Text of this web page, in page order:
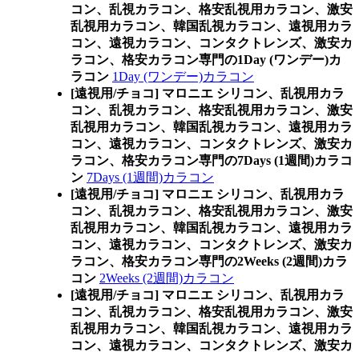
コン、乱視カラコン、格安乱視用カラコン、激安
乱視用カラコン、韓国乱視カラコン、遠視用カラ
コン、遠視カラコン、コンタクトレンズ、激安カ
ラコン、格安カラコン専門の1Day (ワンデー)カ
ラコン 1Day (ワンデー)カラコン
[遠視用/チョコ] マロニエ シリコン、乱視用カラ
コン、乱視カラコン、格安乱視用カラコン、激安
乱視用カラコン、韓国乱視カラコン、遠視用カラ
コン、遠視カラコン、コンタクトレンズ、激安カ
ラコン、格安カラコン専門の7Days (1週間)カラコ
ン 7Days (1週間)カラコン
[遠視用/チョコ] マロニエ シリコン、乱視用カラ
コン、乱視カラコン、格安乱視用カラコン、激安
乱視用カラコン、韓国乱視カラコン、遠視用カラ
コン、遠視カラコン、コンタクトレンズ、激安カ
ラコン、格安カラコン専門の2Weeks (2週間)カラ
コン 2Weeks (2週間)カラコン
[遠視用/チョコ] マロニエ シリコン、乱視用カラ
コン、乱視カラコン、格安乱視用カラコン、激安
乱視用カラコン、韓国乱視カラコン、遠視用カラ
コン、遠視カラコン、コンタクトレンズ、激安カ